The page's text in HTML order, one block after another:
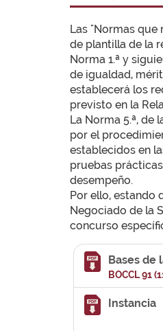
Las "Normas
de plantilla de la
Norma 1.ª y
de igualdad,
establecerá los
previsto en la
La Norma 5.ª,
por el
establecidos en
pruebas
desempeño.
Por ello, estando
Negociado de la
concurso
Bases de
BOCCL 91
Instancia